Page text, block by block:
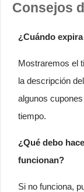
Consejos
¿Cuándo
Mostraremos el
la descripción
algunos
tiempo.
¿Qué debo
funcionan?
Si no funciona,